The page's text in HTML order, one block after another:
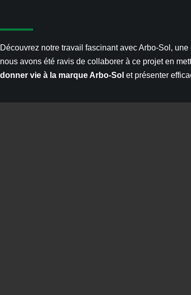
Découvrez notre travail fascinant avec Arbo-Sol,
nous avons été ravis de collaborer à ce projet en
donner vie à la marque Arbo-Sol et présenter